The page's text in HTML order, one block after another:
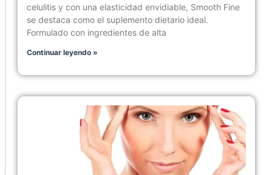
celulitis y con una elasticidad envidiable, Smooth Fine
se destaca como el suplemento dietario ideal.
Formulado con ingredientes de alta
Continuar leyendo »